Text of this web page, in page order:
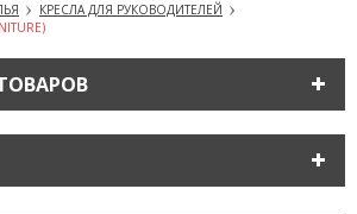
КРЕСЛА ДЛЯ РУКОВОДИТЕЛЕЙ